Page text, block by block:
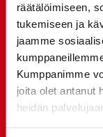
räätälöimiseen,
tukemiseen ja
jaamme
Kumppanimme
joita olet antanut
heidän
TO
Rinta-